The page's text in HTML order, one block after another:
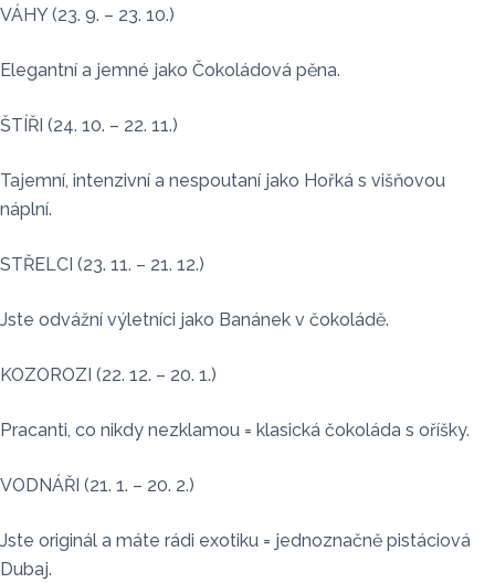
VÁHY (23. 9. – 23. 10.)
Elegantní a jemné jako Čokoládová pěna.
ŠTÍŘI (24. 10. – 22. 11.)
Tajemní, intenzivní a nespoutaní jako Hořká s višňovou
náplní.
STŘELCI (23. 11. – 21. 12.)
Jste odvážní výletníci jako Banánek v čokoládě.
KOZOROZI (22. 12. – 20. 1.)
Pracanti, co nikdy nezklamou = klasická čokoláda s oříšky.
VODNÁŘI (21. 1. – 20. 2.)
Jste originál a máte rádi exotiku = jednoznačně pistáciová
Dubaj.